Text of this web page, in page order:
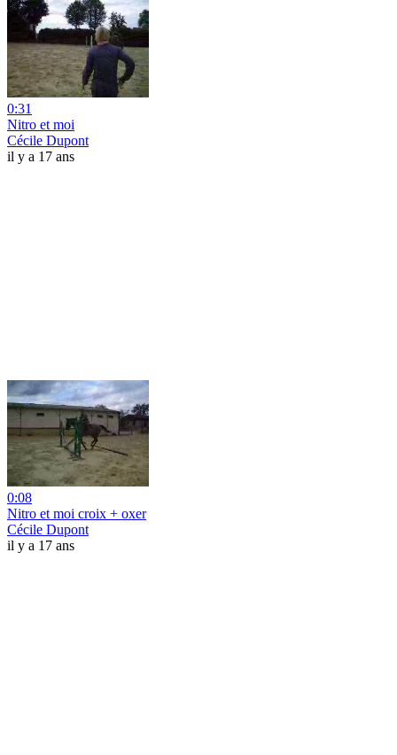
0:31
Nitro et moi
Cécile Dupont
il y a 17 ans
0:08
Nitro et moi croix + oxer
Cécile Dupont
il y a 17 ans